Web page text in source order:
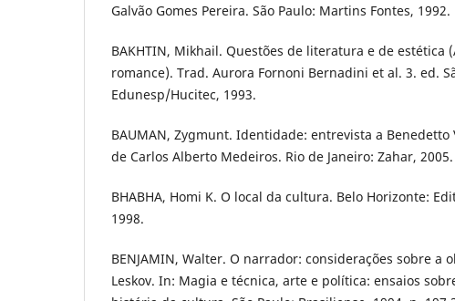
Galvão Gomes Pereira. São Paulo: Martins Fontes, 1992.
BAKHTIN, Mikhail. Questões de literatura e de estética
romance). Trad. Aurora Fornoni Bernadini et al. 3. ed.
Edunesp/Hucitec, 1993.
BAUMAN, Zygmunt. Identidade: entrevista a Benedetto
de Carlos Alberto Medeiros. Rio de Janeiro: Zahar, 2005.
BHABHA, Homi K. O local da cultura. Belo Horizonte:
1998.
BENJAMIN, Walter. O narrador: considerações sobre a
Leskov. In: Magia e técnica, arte e política: ensaios